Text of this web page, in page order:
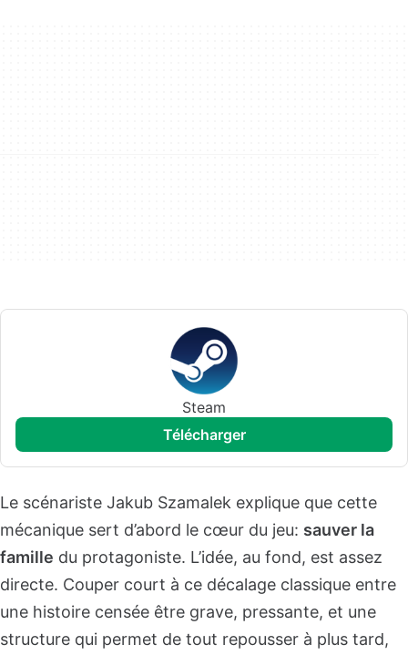
Steam
télécharger
Le scénariste Jakub Szamalek explique que cette
mécanique sert d’abord le cœur du jeu: sauver la
famille du protagoniste. L’idée, au fond, est assez
directe. Couper court à ce décalage classique entre
une histoire censée être grave, pressante, et une
structure qui permet de tout repousser à plus tard,